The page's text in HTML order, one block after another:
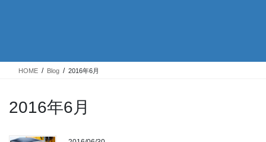
HOME Blog 2016年6月
2016年6月